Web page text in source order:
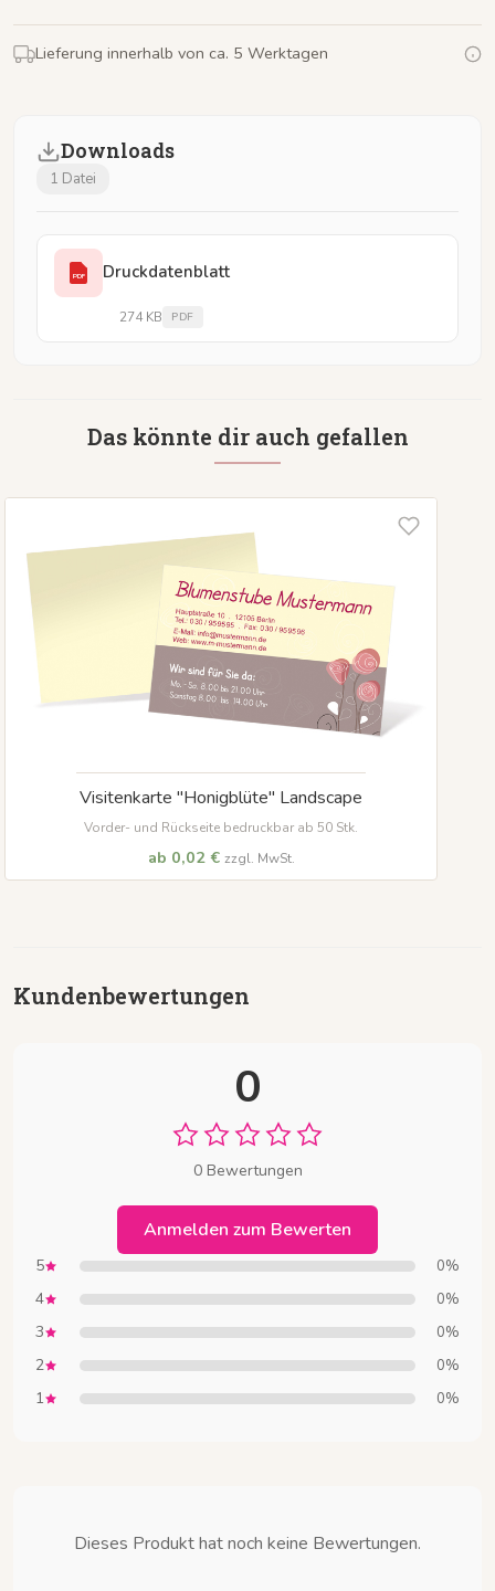
Lieferung innerhalb von ca. 5 Werktagen
Downloads
1 Datei
PDF Druckdatenblatt
274 KB PDF
Das könnte dir auch gefallen
Visitenkarte "Honigblüte" Landscape
Vorder- und Rückseite bedruckbar ab 50 Stk.
ab 0,02 € zzgl. MwSt.
Kundenbewertungen
0
0 Bewertungen
Anmelden zum Bewerten
5 0%
4 0%
3 0%
2 0%
1 0%
Dieses Produkt hat noch keine Bewertungen.